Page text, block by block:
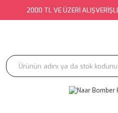
2000 TL VE ÜZERİ